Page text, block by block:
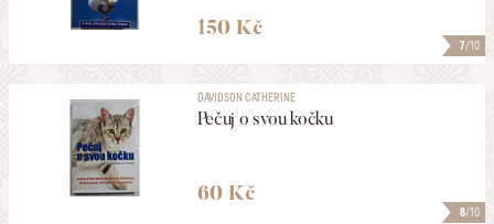
7/10
150 Kč
8/10
DAVIDSON CATHERINE
Pečuj o svou kočku
60 Kč